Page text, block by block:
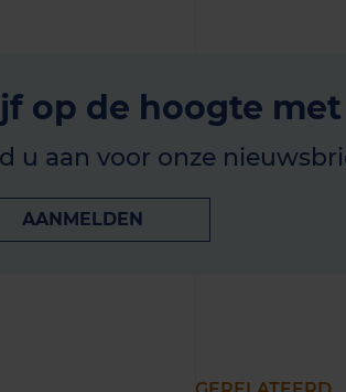
op de hoogte
u aan voor onze
AANMELDEN